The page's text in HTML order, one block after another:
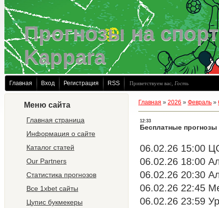
Прогнозы на
Kappara
Главная Вход Регистрация RSS Приветствуем вас Гость
Меню сайта
Главная страница
Информация о сайте
Каталог статей
Our Partners
Статистика прогнозов
Все 1xbet сайты
Цупис букмекеры
Главная » 2026 » Февраль »
12:33
Бесплатные прогнозы
06.02.26 15:00
06.02.26 18:00
06.02.26 20:30
06.02.26 22:45
06.02.26 23:59